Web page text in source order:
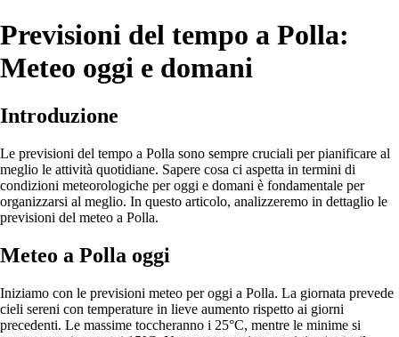
Previsioni del tempo a Polla:
Meteo oggi e domani
Introduzione
Le previsioni del tempo a Polla sono sempre cruciali per pianificare al
meglio le attività quotidiane. Sapere cosa ci aspetta in termini di
condizioni meteorologiche per oggi e domani è fondamentale per
organizzarsi al meglio. In questo articolo, analizzeremo in dettaglio le
previsioni del meteo a Polla.
Meteo a Polla oggi
Iniziamo con le previsioni meteo per oggi a Polla. La giornata prevede
cieli sereni con temperature in lieve aumento rispetto ai giorni
precedenti. Le massime toccheranno i 25°C, mentre le minime si